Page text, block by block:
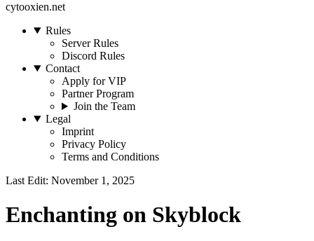
cytooxien.net
Rules
Server Rules
Discord Rules
Contact
Apply for VIP
Partner Program
Join the Team
Legal
Imprint
Privacy Policy
Terms and Conditions
Last Edit: November 1, 2025
Enchanting on Skyblock